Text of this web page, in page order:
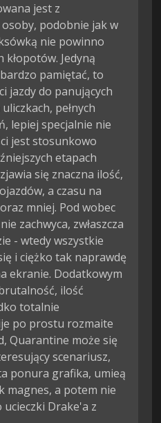
jest z
podobnie jak w
nie powinno
kłopotów. Jedyną
pamiętać, to
jazdy do panujących
pełnych
lepiej specjalnie nie
jest stosunkowo
etapach
się znaczna ilość,
a czasu na
mniej. Pod wobec
zachwyca, zwłaszcza
- wtedy wszystkie
i ciężko tak naprawdę
ekranie. Dodatkowym
ilość
totalnie
po prostu rozmaite
Quarantine może się
scenariusz,
ponura grafika, umieą
magnes, a potem nie
ucieczki Drake'a z